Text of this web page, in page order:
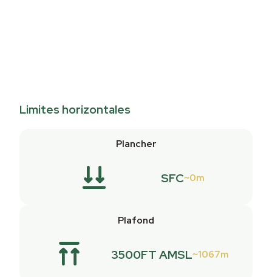
Limites horizontales
Plancher
SFC 0m
Plafond
3500FT AMSL 1067m